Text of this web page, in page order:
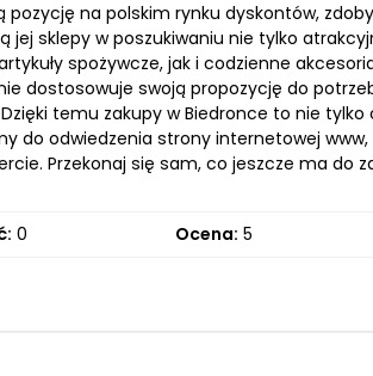
pozycję na polskim rynku dyskontów,
jej sklepy w poszukiwaniu nie tylko
spożywcze, jak i codzienne
dostosowuje swoją propozycję do
temu zakupy w Biedronce to nie
do odwiedzenia strony internetowej
Przekonaj się sam, co jeszcze ma do
0 Ocena: 5